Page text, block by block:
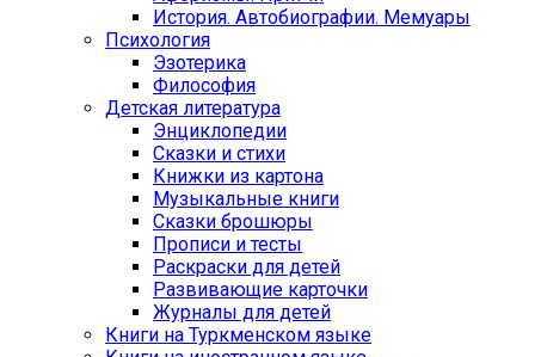
История. Автобиографии. Мемуары
Психология
Эзотерика
Философия
Детская литература
Энциклопедии
Сказки и стихи
Книжки из картона
Музыкальные книги
Сказки брошюры
Прописи и тесты
Раскраски для детей
Развивающие карточки
Журналы для детей
Книги на Туркменском языке